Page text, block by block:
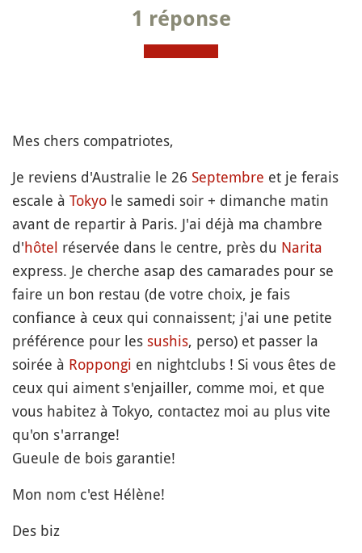
1 réponse
Mes chers compatriotes,
Je reviens d'Australie le 26 Septembre et je ferais
escale à Tokyo le samedi soir + dimanche matin
avant de repartir à Paris. J'ai déjà ma chambre
d'hôtel réservée dans le centre, près du Narita
express. Je cherche asap des camarades pour se
faire un bon restau (de votre choix, je fais
confiance à ceux qui connaissent; j'ai une petite
préférence pour les sushis, perso) et passer la
soirée à Roppongi en nightclubs ! Si vous êtes de
ceux qui aiment s'enjailler, comme moi, et que
vous habitez à Tokyo, contactez moi au plus vite
qu'on s'arrange!
Gueule de bois garantie!
Mon nom c'est Hélène!
Des biz